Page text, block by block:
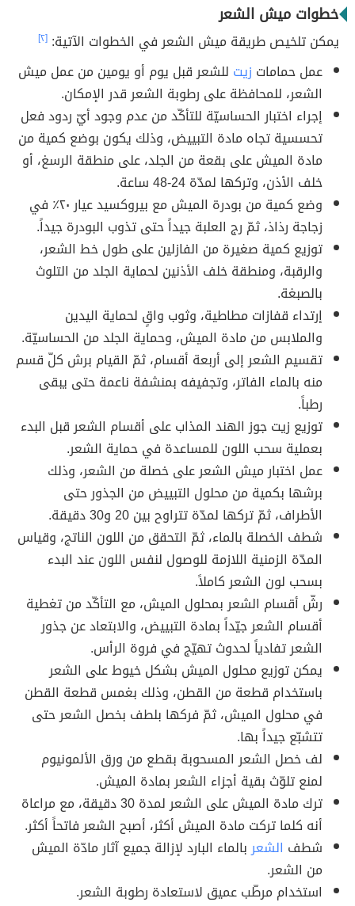
خطوات ميش الشعر
يمكن تلخيص طريقة ميش الشعر في الخطوات الآتية: [٢]
عمل حمامات زيت للشعر قبل يوم أو يومين من عمل ميش
الشعر، للمحافظة على رطوبة الشعر قدر الإمكان.
إجراء اختبار الحساسيّة للتأكّد من عدم وجود أيّ ردود فعل
تحسسية تجاه مادة التبييض، وذلك يكون بوضع كمية من
مادة الميش على بقعة من الجلد، على منطقة الرسغ، أو
خلف الأذن، وتركها لمدّة 24-48 ساعة.
وضع كمية من بودرة الميش مع بيروكسيد عيار ٢٠٪‏ في
زجاجة رذاذ، ثمّ رج العلبة جيداً حتى تذوب البودرة جيداً.
توزيع كمية صغيرة من الفازلين على طول خط الشعر،
والرقبة، ومنطقة خلف الأذنين لحماية الجلد من التلوث
بالصبغة.
إرتداء قفازات مطاطية، وثوب واقٍ لحماية اليدين
والملابس من مادة الميش، وحماية الجلد من الحساسيّة.
تقسيم الشعر إلى أربعة أقسام، ثمّ القيام برش كلّ قسم
منه بالماء الفاتر، وتجفيفه بمنشفة ناعمة حتى يبقى
رطباً.
توزيع زيت جوز الهند المذاب على أقسام الشعر قبل البدء
بعملية سحب اللون للمساعدة في حماية الشعر.
عمل اختبار ميش الشعر على خصلة من الشعر، وذلك
برشها بكمية من محلول التبييض من الجذور حتى
الأطراف، ثمّ تركها لمدّة تتراوح بين 20 و30 دقيقة.
شطف الخصلة بالماء، ثمّ التحقق من اللون الناتج، وقياس
المدّة الزمنية اللازمة للوصول لنفس اللون عند البدء
بسحب لون الشعر كاملاً.
رشّ أقسام الشعر بمحلول الميش، مع التأكّد من تغطية
أقسام الشعر جيّداً بمادة التبييض، والابتعاد عن جذور
الشعر تفادياً لحدوث تهيّج في فروة الرأس.
يمكن توزيع محلول الميش بشكل خيوط على الشعر
باستخدام قطعة من القطن، وذلك بغمس قطعة القطن
في محلول الميش، ثمّ فركها بلطف بخصل الشعر حتى
تتشبّع جيداً بها.
لف خصل الشعر المسحوبة بقطع من ورق الألمونيوم
لمنع تلوّث بقية أجزاء الشعر بمادة الميش.
ترك مادة الميش على الشعر لمدة 30 دقيقة، مع مراعاة
أنه كلما تركت مادة الميش أكثر، أصبح الشعر فاتحاً أكثر.
شطف الشعربالماء البارد لإزالة جميع آثار مادّة الميش
من الشعر.
استخدام مرطّب عميق لاستعادة رطوبة الشعر.